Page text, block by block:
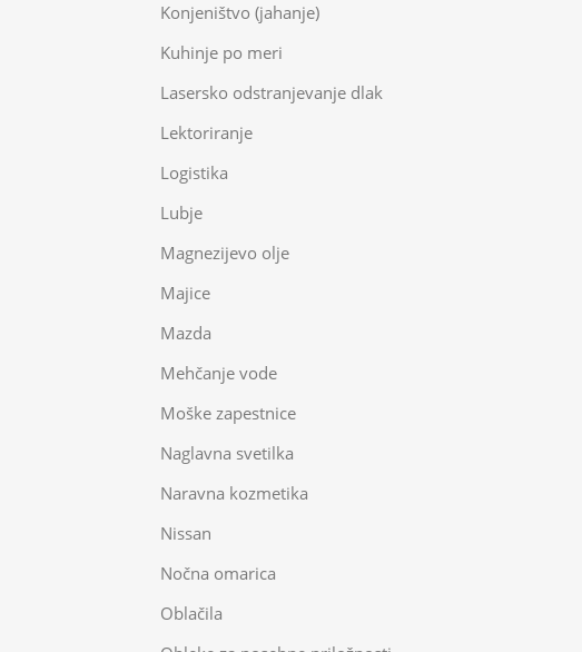
Konjeništvo (jahanje)
Kuhinje po meri
Lasersko odstranjevanje dlak
Lektoriranje
Logistika
Lubje
Magnezijevo olje
Majice
Mazda
Mehčanje vode
Moške zapestnice
Naglavna svetilka
Naravna kozmetika
Nissan
Nočna omarica
Oblačila